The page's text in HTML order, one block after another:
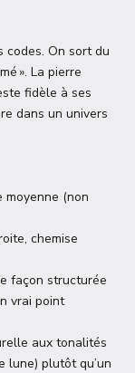
codes. On sort du
». La pierre
fidèle à ses
dans un univers
moyenne (non
chemise
façon structurée
vrai point
aux tonalités
plutôt qu’un